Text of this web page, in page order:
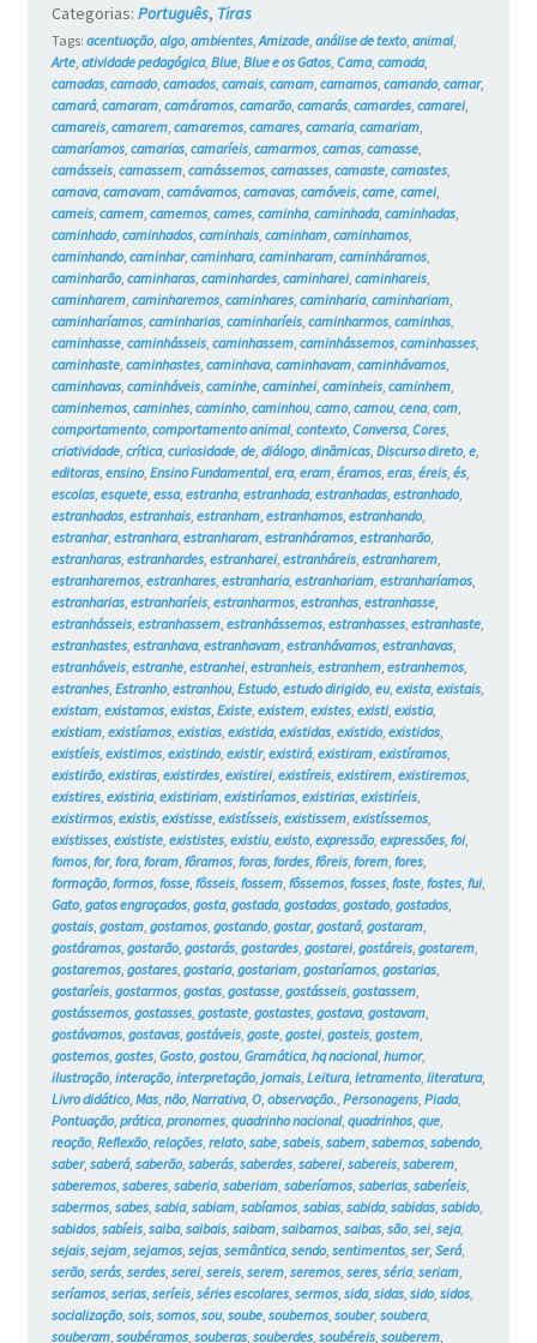
Categorias: Português, Tiras
Tags: acentuação, algo, ambientes, Amizade, análise de texto, animal,
Arte, atividade pedagógica, Blue, Blue e os Gatos, Cama, camada,
camadas, camado, camados, camais, camam, camamos, camando, camar,
camará, camaram, camáramos, camarão, camarás, camardes, camarei,
camareis, camarem, camaremos, camares, camaria, camariam,
camaríamos, camarias, camaríeis, camarmos, camas, camasse,
camásseis, camassem, camássemos, camasses, camaste, camastes,
camava, camavam, camávamos, camavas, camáveis, came, camei,
cameis, camem, camemos, cames, caminha, caminhada, caminhadas,
caminhado, caminhados, caminhais, caminham, caminhamos,
caminhando, caminhar, caminhara, caminharam, caminháramos,
caminharão, caminharas, caminhardes, caminharei, caminhareis,
caminharem, caminharemos, caminhares, caminharia, caminhariam,
caminharíamos, caminharias, caminharíeis, caminharmos, caminhas,
caminhasse, caminhásseis, caminhassem, caminhássemos, caminhasses,
caminhaste, caminhastes, caminhava, caminhavam, caminhávamos,
caminhavas, caminháveis, caminhe, caminhei, caminheis, caminhem,
caminhemos, caminhes, caminho, caminhou, camo, camou, cena, com,
comportamento, comportamento animal, contexto, Conversa, Cores,
criatividade, crítica, curiosidade, de, diálogo, dinâmicas, Discurso direto, e,
editoras, ensino, Ensino Fundamental, era, eram, éramos, eras, éreis, és,
escolas, esquete, essa, estranha, estranhada, estranhadas, estranhado,
estranhados, estranhais, estranham, estranhamos, estranhando,
estranhar, estranhara, estranharam, estranháramos, estranharão,
estranharas, estranhardes, estranharei, estranháreis, estranharem,
estranharemos, estranhares, estranharia, estranhariam, estranharíamos,
estranharias, estranharíeis, estranharmos, estranhas, estranhasse,
estranhásseis, estranhassem, estranhássemos, estranhasses, estranhaste,
estranhastes, estranhava, estranhavam, estranhávamos, estranhavas,
estranháveis, estranhe, estranhei, estranheis, estranhem, estranhemos,
estranhes, Estranho, estranhou, Estudo, estudo dirigido, eu, exista, existais,
existam, existamos, existas, Existe, existem, existes, existi, existia,
existiam, existíamos, existias, existida, existidas, existido, existidos,
existíeis, existimos, existindo, existir, existirá, existiram, existíramos,
existirão, existiras, existirdes, existirei, existíreis, existirem, existiremos,
existires, existiria, existiriam, existiríamos, existirias, existiríeis,
existirmos, existis, existisse, existísseis, existissem, existíssemos,
existisses, exististe, exististes, existiu, existo, expressão, expressões, foi,
fomos, for, fora, foram, fôramos, foras, fordes, fôreis, forem, fores,
formação, formos, fosse, fôsseis, fossem, fôssemos, fosses, foste, fostes, fui,
Gato, gatos engraçados, gosta, gostada, gostadas, gostado, gostados,
gostais, gostam, gostamos, gostando, gostar, gostará, gostaram,
gostáramos, gostarão, gostarás, gostardes, gostarei, gostáreis, gostarem,
gostaremos, gostares, gostaria, gostariam, gostaríamos, gostarias,
gostaríeis, gostarmos, gostas, gostasse, gostásseis, gostassem,
gostássemos, gostasses, gostaste, gostastes, gostava, gostavam,
gostávamos, gostavas, gostáveis, goste, gostei, gosteis, gostem,
gostemos, gostes, Gosto, gostou, Gramática, hq nacional, humor,
ilustração, interação, interpretação, jornais, Leitura, letramento, literatura,
Livro didático, Mas, não, Narrativa, O, observação. Personagens, Piada,
Pontuação, prática, pronomes, quadrinho nacional, quadrinhos, que,
reação, Reflexão, relações, relato, sabe, sabeis, sabem, sabemos, sabendo,
saber, saberá, saberão, saberás, saberdes, saberei, sabereis, saberem,
saberemos, saberes, saberia, saberiam, saberíamos, saberias, saberíeis,
sabermos, sabes, sabia, sabiam, sabíamos, sabias, sabida, sabidas, sabido,
sabidos, sabíeis, saiba, saibais, saibam, saibamos, saibas, são, sei, seja,
sejais, sejam, sejamos, sejas, semântica, sendo, sentimentos, ser, Será,
serão, serás, serdes, serei, sereis, serem, seremos, seres, séria, seriam,
seríamos, serias, seríeis, séries escolares, sermos, sida, sidas, sido, sidos,
socialização, sois, somos, sou, soube, soubemos, souber, soubera,
souberam, soubéramos, souberas, souberdes, soubéreis, souberem,